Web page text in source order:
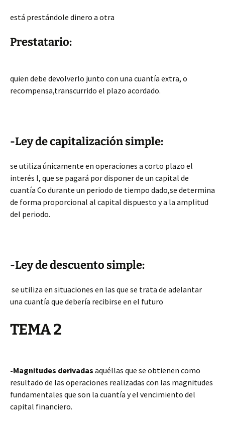
está prestándole dinero a otra
Prestatario:
quien debe devolverlo junto con una cuantía extra, o
recompensa,transcurrido el plazo acordado.
-Ley de capitalización simple:
se utiliza únicamente en operaciones a corto plazo el
interés I, que se pagará por disponer de un capital de
cuantía Co durante un periodo de tiempo dado,se determina
de forma proporcional al capital dispuesto y a la amplitud
del periodo.
-Ley de descuento simple:
se utiliza en situaciones en las que se trata de adelantar
una cuantía que debería recibirse en el futuro
TEMA 2
-Magnitudes derivadas aquéllas que se obtienen como
resultado de las operaciones realizadas con las magnitudes
fundamentales que son la cuantía y el vencimiento del
capital financiero.